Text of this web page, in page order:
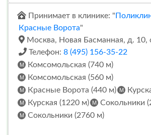
Принимает в клинике: "
Красные Ворота"
Москва, Новая Басманная, д. 10,
Телефон: 8 (495) 156-35-22
Комсомольская (740 м)
Комсомольская (560 м)
Красные Ворота (440 м)
Курская (1220 м)
Сокольники
Сокольники (2760 м)